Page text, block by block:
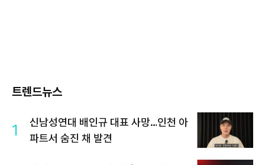
트렌드뉴스
1
신남성연대 배인규 대표 사망…인천 아
파트서 숨진 채 발견